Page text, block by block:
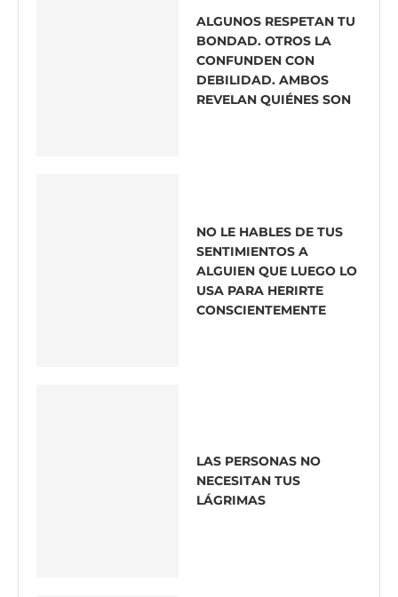
ALGUNOS RESPETAN TU
BONDAD. OTROS LA
CONFUNDEN CON
DEBILIDAD. AMBOS
REVELAN QUIÉNES SON
NO LE HABLES DE TUS
SENTIMIENTOS A
ALGUIEN QUE LUEGO LO
USA PARA HERIRTE
CONSCIENTEMENTE
LAS PERSONAS NO
NECESITAN TUS
LÁGRIMAS